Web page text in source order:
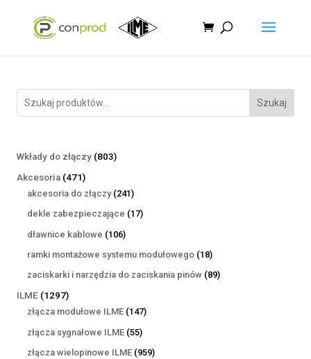
Szukaj
Wkłady do złączy 803803
Akcesoria 471471
produktów
akcesoria do złączy 241241
produktów
dekle zabezpieczające 1717
dławnice kablowe 106106
produktów
ramki montażowe systemu modułowego 1818
produktów
zaciskarki i narzędzia do zaciskania pinów 8989
ILME 12971297
produktów
złącza modułowe ILME 147147
złącza sygnałowe ILME 5555
produktów
złącza wielopinowe ILME 959959